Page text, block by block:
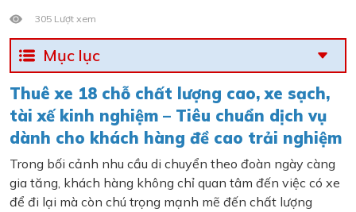
305 Lượt xem
Mục lục
Thuê xe 18 chỗ chất lượng cao, xe sạch,
tài xế kinh nghiệm – Tiêu chuẩn dịch vụ
dành cho khách hàng đề cao trải nghiệm
Trong bối cảnh nhu cầu di chuyển theo đoàn ngày càng
gia tăng, khách hàng không chỉ quan tâm đến việc có xe
để đi lại mà còn chú trọng mạnh mẽ đến chất lượng